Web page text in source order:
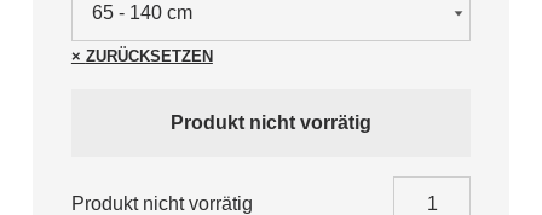
ZURÜCKSETZEN
Produkt nicht vorrätig
Produkt nicht vorrätig
Svarovsky Teleskopstock Menge